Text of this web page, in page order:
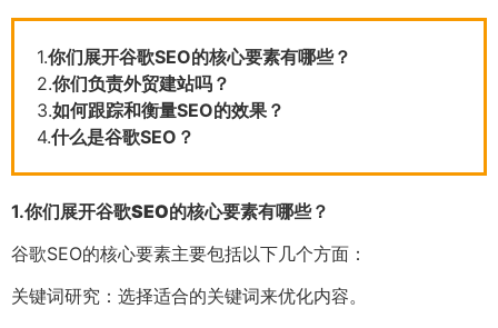
1.你们展开谷歌SEO的核心要素有哪些？
2.你们负责外贸建站吗？
3.如何跟踪和衡量SEO的效果？
4.什么是谷歌SEO？
1.你们展开谷歌SEO的核心要素有哪些？
谷歌SEO的核心要素主要包括以下几个方面：
关键词研究：选择适合的关键词来优化内容。